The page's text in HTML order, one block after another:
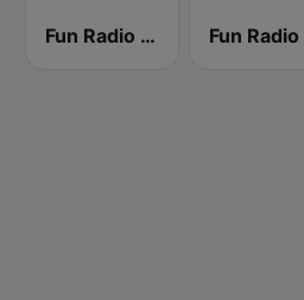
Fun Radio Dance